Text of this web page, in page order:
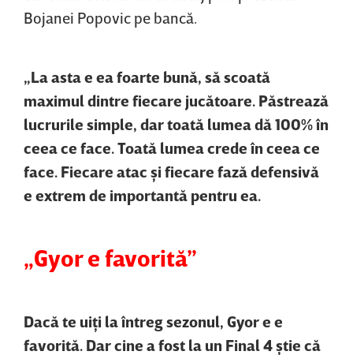
Bojanei Popovic pe bancă.
„La asta e ea foarte bună, să scoată
maximul dintre fiecare jucătoare. Păstrează
lucrurile simple, dar toată lumea dă 100% în
ceea ce face. Toată lumea crede în ceea ce
face. Fiecare atac şi fiecare fază defensivă
e extrem de importantă pentru ea.
„Gyor e favorită”
Dacă te uiţi la întreg sezonul, Gyor e e
favorită. Dar cine a fost la un Final 4 ştie că